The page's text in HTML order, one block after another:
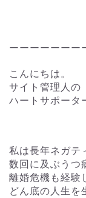
ーーーーーーー
こんにちは。
サイト管理人の
ハートサポータ
私は長年ネガテ
数回に及ぶうつ
離婚危機も経験
どん底の人生を